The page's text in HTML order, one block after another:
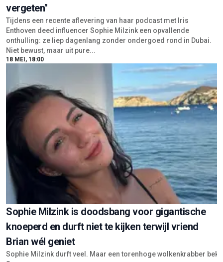
vergeten"
Tijdens een recente aflevering van haar podcast met Iris
Enthoven deed influencer Sophie Milzink een opvallende
onthulling: ze liep dagenlang zonder ondergoed rond in Dubai.
Niet bewust, maar uit pure...
18 MEI, 18:00
Sophie Milzink is doodsbang voor gigantische
knoeperd en durft niet te kijken terwijl vriend
Brian wél geniet
Sophie Milzink durft veel. Maar een torenhoge wolkenkrabber